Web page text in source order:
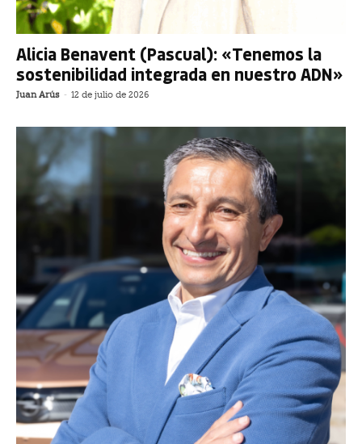
Alicia Benavent (Pascual): «Tenemos la
sostenibilidad integrada en nuestro ADN»
Juan Arús - 12 de julio de 2026